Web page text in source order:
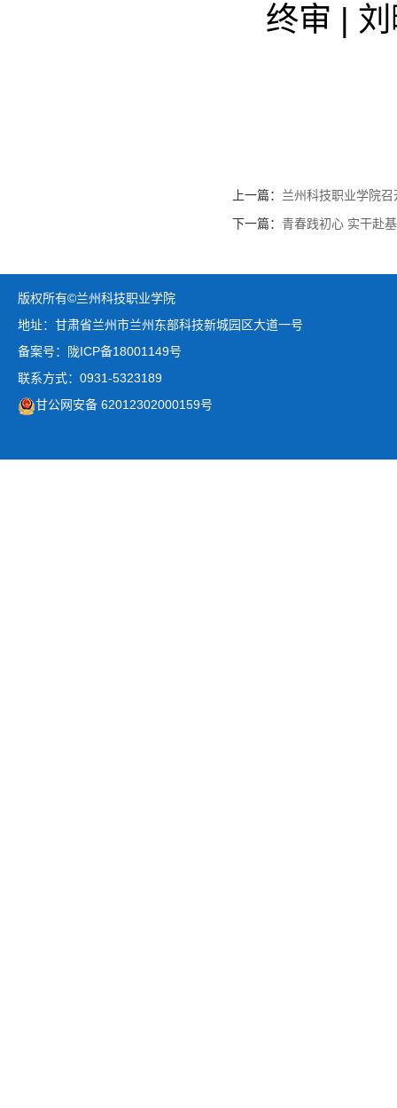
终审 |
上一篇： 兰州科技职业学院
下一篇： 青春践初心 实干赴
版权所有©兰州科技职业学院
地址：甘肃省兰州市兰州东部科技新城园区大道一号
备案号：陇ICP备18001149号
联系方式：0931-5323189
甘公网安备 62012302000159号